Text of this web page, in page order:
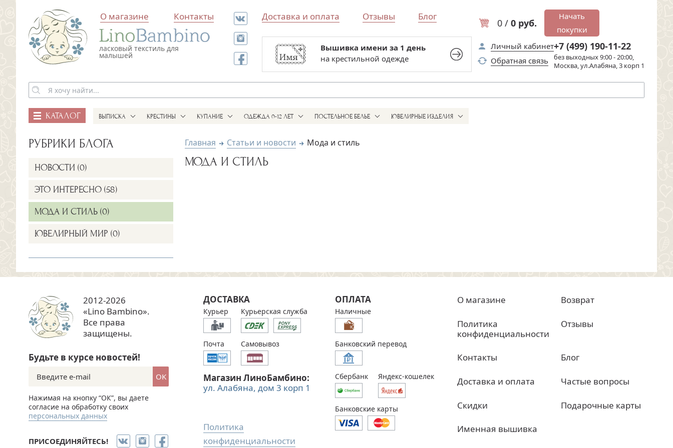
ласковый текстиль для
малышей
О магазине Контакты Доставка и оплата Отзывы Блог
0 / 0 руб.
Начать
покупки
Все для выписки и крестин
в одном магазине
Вышивка имени за 1 день
на крестильной одежде
Личный кабинет
Обратная связь
+7 (499) 190-11-22
без выходных 9:00 - 20:00,
Москва, ул.Алабяна, 3 корп 1
КАТАЛОГ ВЫПИСКА КРЕСТИНЫ КУПАНИЕ ОДЕЖДА 0-12 ЛЕТ ПОСТЕЛЬНОЕ БЕЛЬЕ ЮВЕЛИРНЫЕ ИЗДЕЛИЯ
РУБРИКИ БЛОГА
НОВОСТИ (0)
ЭТО ИНТЕРЕСНО (58)
МОДА И СТИЛЬ (0)
ЮВЕЛИРНЫЙ МИР (0)
Главная Статьи и новости Мода и стиль
МОДА И СТИЛЬ
2012-2026
«Lino Bambino».
Все права
защищены.
Будьте в курсе новостей!
OK
Нажимая на кнопку “ОК”, вы даете
согласие на обработку своих
персональных данных
ПРИСОЕДИНЯЙТЕСЬ!
ДОСТАВКА
Курьер Курьерская служба
Почта Самовывоз
Магазин ЛиноБамбино:
ул. Алабяна, дом 3 корп 1
Политика
конфиденциальности
ОПЛАТА
Наличные
Банковский перевод
Сбербанк Яндекс-кошелек
Банковские карты
О магазине Возврат
Политика
конфиденциальности
Отзывы
Контакты Блог
Доставка и оплата Частые вопросы
Скидки Подарочные карты
Именная вышивка